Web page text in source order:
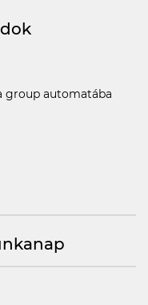
group automatába